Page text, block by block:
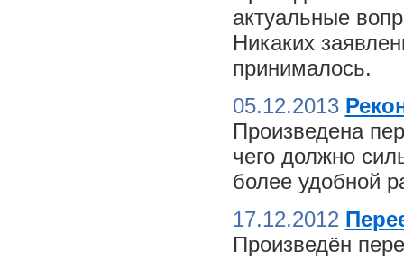
актуальные
Никаких
принималось.
05.12.2013
Произведена
чего должно
более удобной
17.12.2012
Произведён